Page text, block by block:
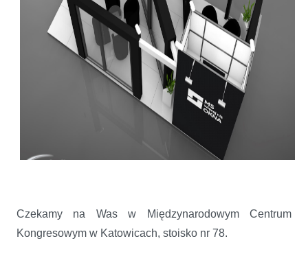
Czekamy na Was w Międzynarodowym Centrum
Kongresowym w Katowicach, stoisko nr 78.